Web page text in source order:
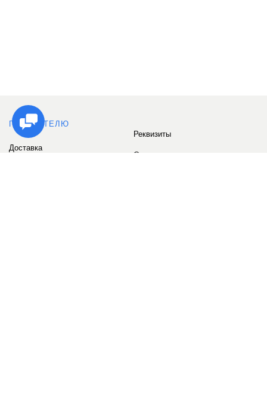
ПОКУПАТЕЛЮ
Доставка
Реквизиты
Сервис